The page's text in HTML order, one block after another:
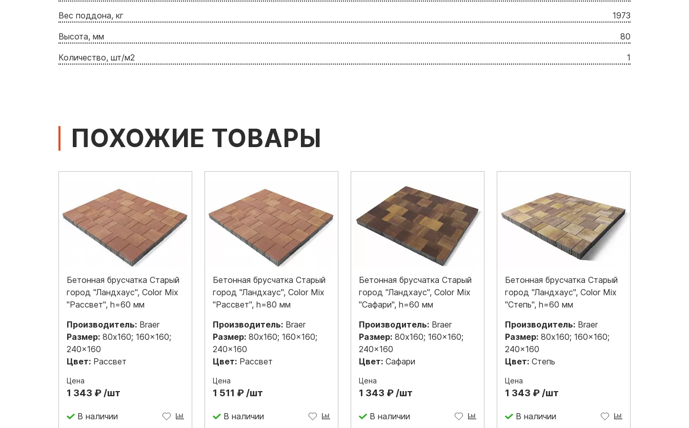
Вес поддона, кг 1973
Высота, мм 80
Количество, шт/м2 1
ПОХОЖИЕ ТОВАРЫ
Бетонная брусчатка Старый
город "Ландхаус", Color Mix
"Рассвет", h=60 мм
Производитель: Braer
Размер: 80x160; 160x160;
240x160
Цвет: Рассвет
Цена
1 343 ₽ /шт
В наличии
Бетонная брусчатка Старый
город "Ландхаус", Color Mix
"Рассвет", h=80 мм
Производитель: Braer
Размер: 80x160; 160x160;
240x160
Цвет: Рассвет
Цена
1 511 ₽ /шт
В наличии
Бетонная брусчатка Старый
город "Ландхаус", Color Mix
"Сафари", h=60 мм
Производитель: Braer
Размер: 80x160; 160x160;
240x160
Цвет: Сафари
Цена
1 343 ₽ /шт
В наличии
Бетонная брусчатка Старый
город "Ландхаус", Color Mix
"Степь", h=60 мм
Производитель: Braer
Размер: 80x160; 160x160;
240x160
Цвет: Степь
Цена
1 343 ₽ /шт
В наличии